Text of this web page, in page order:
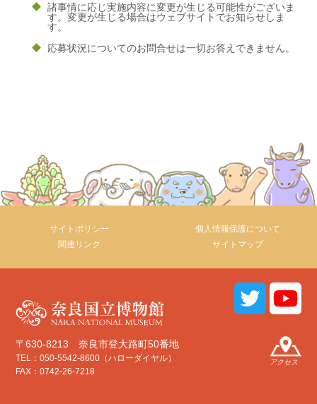
諸事情に応じ実施内容に変更が生じる可能性がございま
す。変更が生じる場合はウェブサイトでお知らせしま
す。
応募状況についてのお問合せは一切お答えできません。
サイトポリシー
個人情報保護について
関連リンク
サイトマップ
〒630-8213 奈良市登大路町50番地
アクセス
TEL：050-5542-8600（ハローダイヤル）
FAX：0742-26-7218